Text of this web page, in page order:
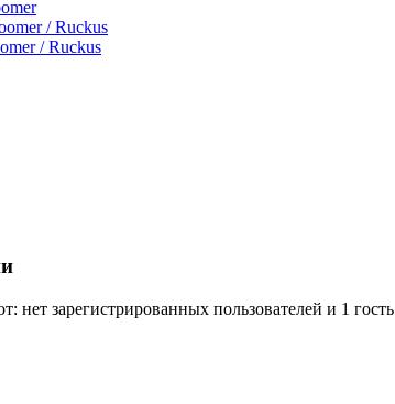
/ Ruckus
/ Ruckus
нет зарегистрированных пользователей и 1 гость